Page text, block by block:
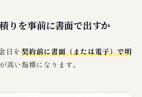
りを事前に書面で出すか
日を 契約前に書面（または電子）で明
高い指標になります。